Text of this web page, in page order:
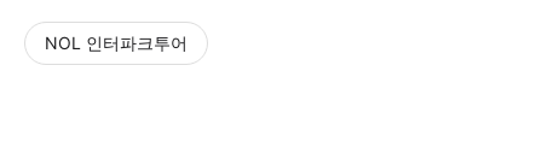
NOL 인터파크투어